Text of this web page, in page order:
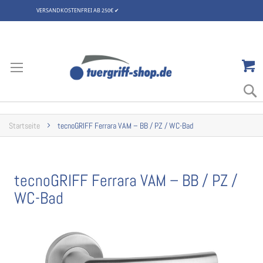
VERSANDKOSTENFREI AB 250€ ✔
springen
Startseite tecnoGRIFF Ferrara VAM – BB / PZ / WC-Bad
tecnoGRIFF Ferrara VAM – BB / PZ /
WC-Bad
Bildgalerie